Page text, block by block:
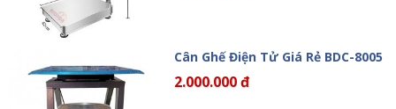
Cân Ghế Điện Tử Giá Rẻ BDC-8005
2.000.000 đ